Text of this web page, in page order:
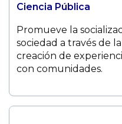
Ciencia Pública
Promueve la
sociedad a través de
creación de
con comunidades.